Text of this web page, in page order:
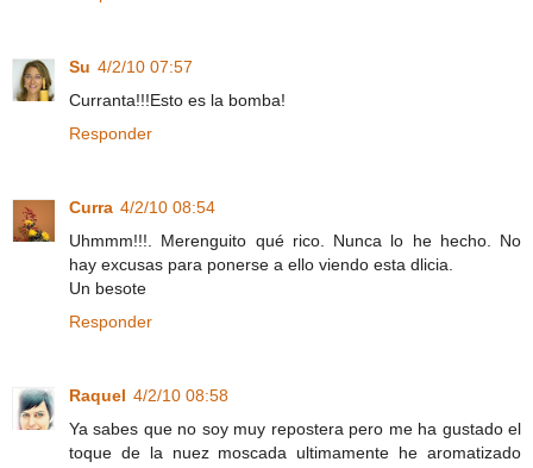
Su 4/2/10 07:57
Curranta!!!Esto es la bomba!
Responder
Curra 4/2/10 08:54
Uhmmm!!!. Merenguito qué rico. Nunca lo he hecho. No
hay excusas para ponerse a ello viendo esta dlicia.
Un besote
Responder
Raquel 4/2/10 08:58
Ya sabes que no soy muy repostera pero me ha gustado el
toque de la nuez moscada ultimamente he aromatizado